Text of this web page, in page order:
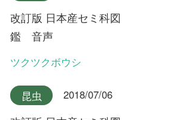
昆虫 2018/07/06
改訂版 日本産セミ科図
昆虫 2018/07/06